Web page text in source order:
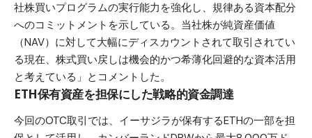
社株買いプログラムの実行能力を強化し、規律ある資本配分
へのコミットメントを示している。当社株が純資産価値
（NAV）に対して大幅にディスカウントされて取引されてい
る現在、株式買い戻しは機会的かつ希薄化回避的な資本活用
と考えている」とコメントした。
ETH保有資産を担保にした戦略的資金調達
今回のOTC取引では、イーサジラが保有するETHの一部を担